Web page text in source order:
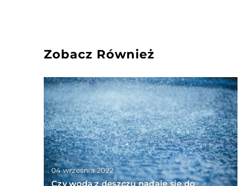
Zobacz Również
04 września 2022
Czy woda z deszczu nadaje się do